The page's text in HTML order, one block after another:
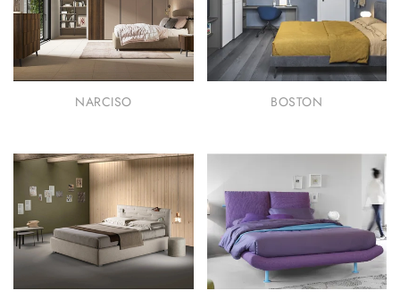
NARCISO BOSTON